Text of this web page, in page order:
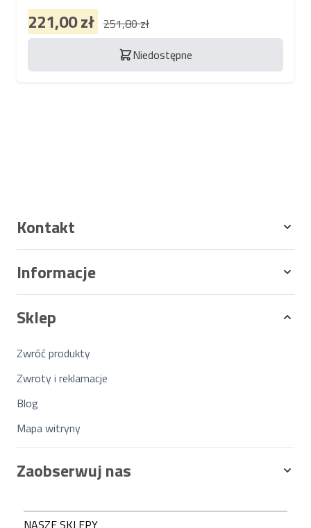
221,00 zł 251,80 zł
Niedostępne
Kontakt
Informacje
Sklep
Zwróć produkty
Zwroty i reklamacje
Blog
Mapa witryny
Zaobserwuj nas
NASZE SKLEPY